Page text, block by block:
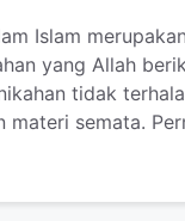
Islam
yang Allah
tidak
materi semata.